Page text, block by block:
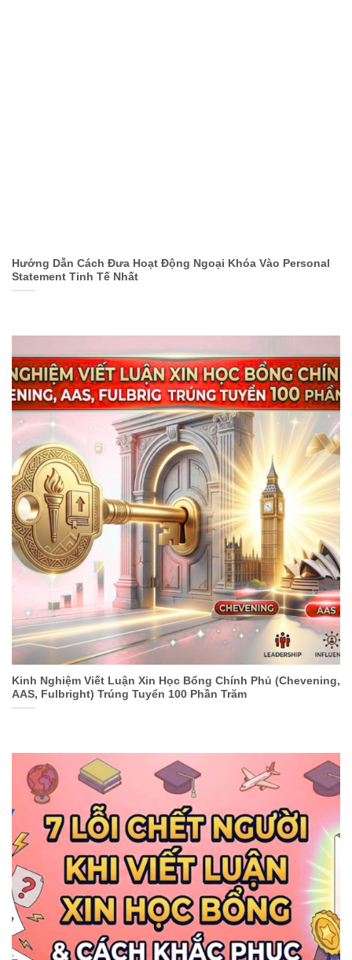
Hướng Dẫn Cách Đưa Hoạt Động Ngoại Khóa Vào Personal
Statement Tinh Tế Nhất
Kinh Nghiệm Viết Luận Xin Học Bổng Chính Phủ (Chevening,
AAS, Fulbright) Trúng Tuyển 100 Phần Trăm